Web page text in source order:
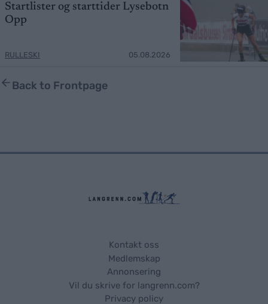
Startlister og starttider Lysebotn
Opp
RULLESKI 05.08.2026
Back to Frontpage
Kontakt oss
Medlemskap
Annonsering
Vil du skrive for langrenn.com?
Privacy policy